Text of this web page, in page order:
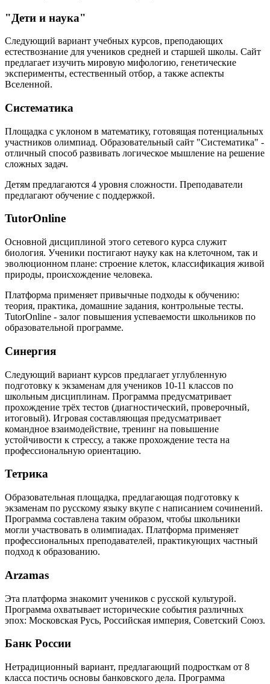
"Дети и наука"
Следующий вариант учебных курсов, преподающих
естествознание для учеников средней и старшей школы. Сайт
предлагает изучить мировую мифологию, генетические
эксперименты, естественный отбор, а также аспекты
Вселенной.
Систематика
Площадка с уклоном в математику, готовящая потенциальных
участников олимпиад. Образовательный сайт "Систематика" -
отличный способ развивать логическое мышление на решение
сложных задач.
Детям предлагаются 4 уровня сложности. Преподаватели
предлагают обучение с поддержкой.
TutorOnline
Основной дисциплиной этого сетевого курса служит
биология. Ученики постигают науку как на клеточном, так и
эволюционном плане: строение клеток, классификация живой
природы, происхождение человека.
Платформа применяет привычные подходы к обучению:
теория, практика, домашние задания, контрольные тесты.
TutorOnline - залог повышения успеваемости школьников по
образовательной программе.
Синергия
Следующий вариант курсов предлагает углубленную
подготовку к экзаменам для учеников 10-11 классов по
школьным дисциплинам. Программа предусматривает
прохождение трёх тестов (диагностический, проверочный,
итоговый). Игровая составляющая предусматривает
командное взаимодействие, тренинг на повышение
устойчивости к стрессу, а также прохождение теста на
профессиональную ориентацию.
Тетрика
Образовательная площадка, предлагающая подготовку к
экзаменам по русскому языку вкупе с написанием сочинений.
Программа составлена таким образом, чтобы школьники
могли участвовать в олимпиадах. Платформа применяет
профессиональных преподавателей, практикующих частный
подход к образованию.
Arzamas
Эта платформа знакомит учеников с русской культурой.
Программа охватывает исторические события различных
эпох: Московская Русь, Российская империя, Советский Союз.
Банк России
Нетрадиционный вариант, предлагающий подросткам от 8
класса постичь основы банковского дела. Программа